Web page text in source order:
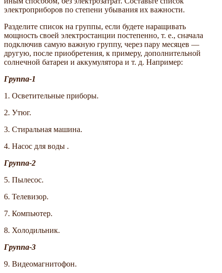
электроприборов по степени убывания их важности.
Разделите список на группы, если будете наращивать
мощность своей электростанции постепенно, т. е., сначала
подключив самую важную группу, через пару месяцев —
другую, после приобретения, к примеру, дополнительной
солнечной батареи и аккумулятора и т. д. Например:
Группа-1
1. Осветительные приборы.
2. Утюг.
3. Стиральная машина.
4. Насос для воды .
Группа-2
5. Пылесос.
6. Телевизор.
7. Компьютер.
8. Холодильник.
Группа-3
9. Видеомагнитофон.